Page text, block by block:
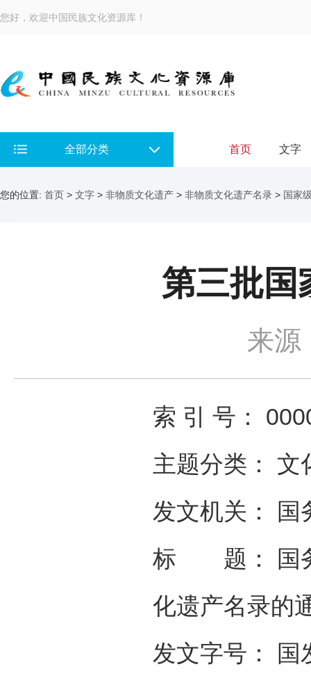
您好，欢迎中国民族文化资源库！
全部分类 首页 文字
您的位置: 首页 > 文字 > 非物质文化遗产 > 非物质文化遗产名录 > 国家
第三批国
来源
索 引 号：
主题分类：
发文机关：
标 题： 国务
化遗产名录的
发文字号：